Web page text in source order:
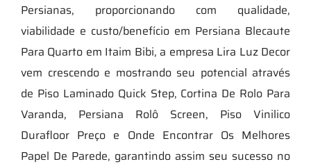
Persianas, proporcionando com qualidade,
viabilidade e custo/benefício em Persiana Blecaute
Para Quarto em Itaim Bibi, a empresa Lira Luz Decor
vem crescendo e mostrando seu potencial através
de Piso Laminado Quick Step, Cortina De Rolo Para
Varanda, Persiana Rolô Screen, Piso Vinilico
Durafloor Preço e Onde Encontrar Os Melhores
Papel De Parede, garantindo assim seu sucesso no